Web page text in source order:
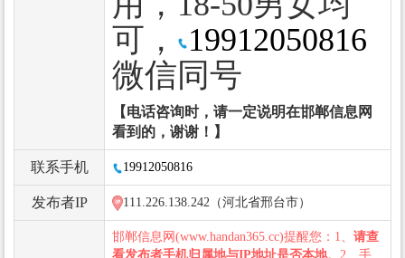
可，
19912050816
微信同号
【电话咨询时，请一定说明在邯郸信息网
看到的，谢谢！】
联系手机 19912050816
发布者IP 111.226.138.242（河北省邢台市）
邯郸信息网(www.handan365.cc)提醒您：1、 请查
看发布者手机归属地与IP地址是否本地。2、手